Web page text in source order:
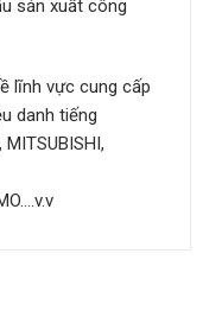
sản xuất công
lĩnh vực cung cấp
danh tiếng
MITSUBISHI,